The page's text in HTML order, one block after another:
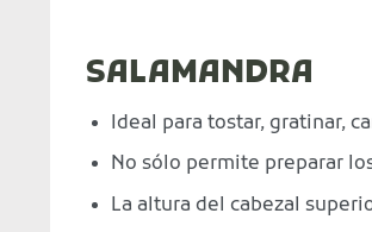
SALAMANDRA
Ideal para tostar, gratinar,
No sólo permite preparar
La altura del cabezal